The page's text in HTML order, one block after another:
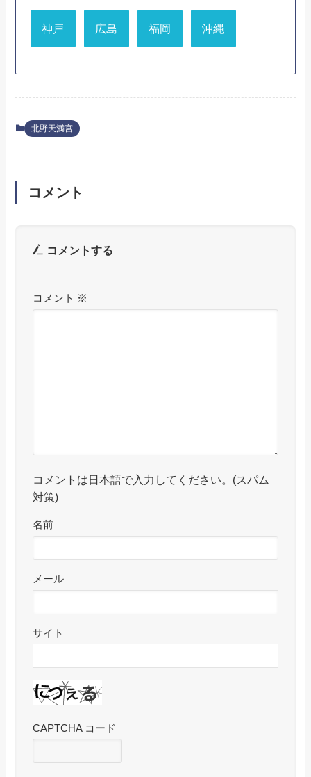
神戸 広島 福岡 沖縄
北野天満宮
コメント
コメントする
コメント ※
コメントは日本語で入力してください。(スパム
対策)
名前
メール
サイト
CAPTCHA コード